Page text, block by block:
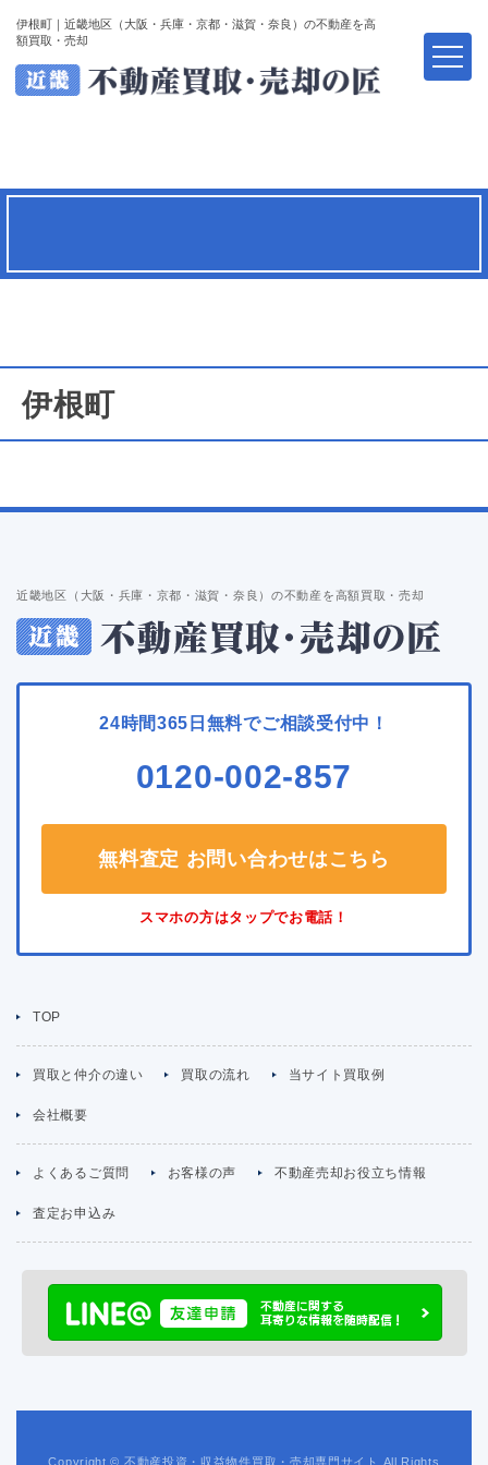
伊根町｜近畿地区（大阪・兵庫・京都・滋賀・奈良）の不動産を高
額買取・売却
伊根町
近畿地区（大阪・兵庫・京都・滋賀・奈良）の不動産を高額買取・売却
24時間365日無料でご相談受付中！
0120-002-857
無料査定 お問い合わせはこちら
スマホの方はタップでお電話！
TOP
買取と仲介の違い 買取の流れ 当サイト買取例
会社概要
よくあるご質問 お客様の声 不動産売却お役立ち情報
査定お申込み
Copyright © 不動産投資・収益物件買取・売却専門サイト All Rights